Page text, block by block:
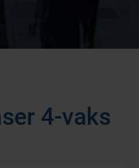
4-vaks